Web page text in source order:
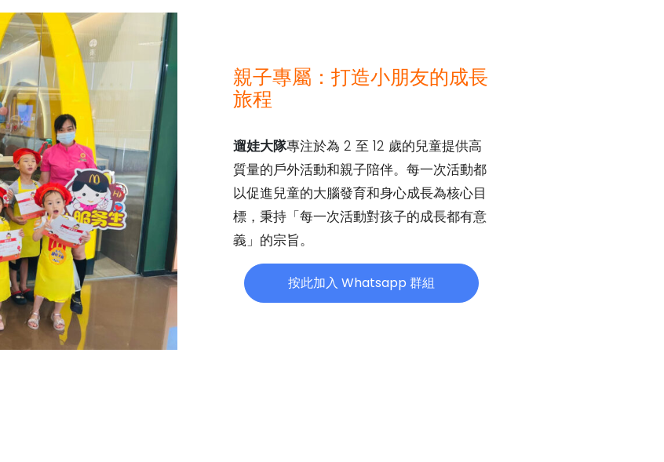
親子專屬：打造小朋友的成長
旅程
遛娃大隊專注於為 2 至 12 歲的兒童提供高
質量的戶外活動和親子陪伴。每一次活動都
以促進兒童的大腦發育和身心成長為核心目
標，秉持「每一次活動對孩子的成長都有意
義」的宗旨。
按此加入 Whatsapp 群組